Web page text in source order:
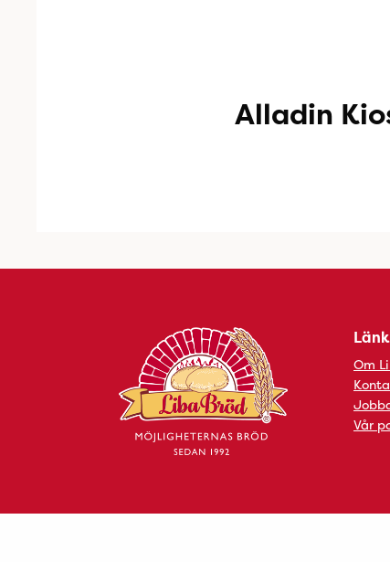
Alladin
Om
Vår